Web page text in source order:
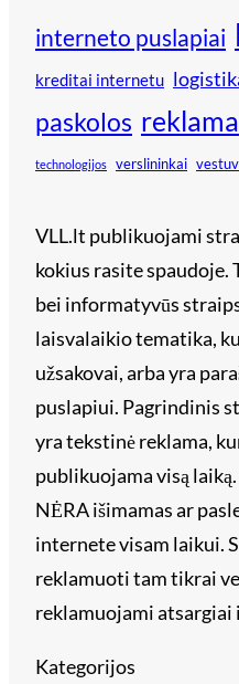
interneto puslapiai
kreditai internetu
paskolos reklama
technologijos verslininkai
VLL.lt publikuojami
kokius rasite spaudoje.
bei informatyvūs
laisvalaikio tematika,
užsakovai, arba yra
puslapiui. Pagrindinis
yra tekstinė reklama,
publikuojama visą
NĖRA išimamas ar
internete visam laikui.
reklamuoti tam tikrai
reklamuojami atsargiai
Kategorijos